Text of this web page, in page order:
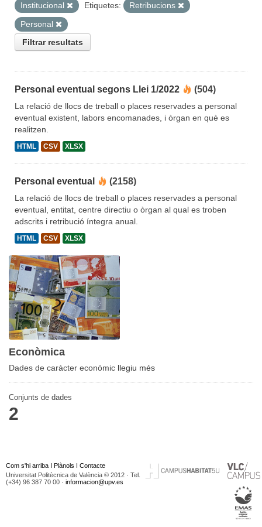
Institucional
Etiquetes:
Retribucions
Personal
Filtrar resultats
Personal eventual segons Llei 1/2022 (504)
La relació de llocs de treball o places reservades a personal
eventual existent, labors encomanades, i òrgan en què es
realitzen.
HTML CSV XLSX
Personal eventual (2158)
La relació de llocs de treball o places reservades a personal
eventual, entitat, centre directiu o òrgan al qual es troben
adscrits i retribució íntegra anual.
HTML CSV XLSX
Econòmica
Dades de caràcter econòmic llegiu més
Conjunts de dades
2
Com s'hi arriba I Plànols I Contacte
Universitat Politècnica de València © 2012 · Tel.
(+34) 96 387 70 00 · informacion@upv.es